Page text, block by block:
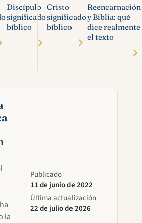
Discípulo
significado
bíblico
Cristo
significado
bíblico
Reencarnación
y Biblia: qué
dice realmente
el texto
la
Publicado
11 de junio de 2022
Última actualización
22 de julio de 2026